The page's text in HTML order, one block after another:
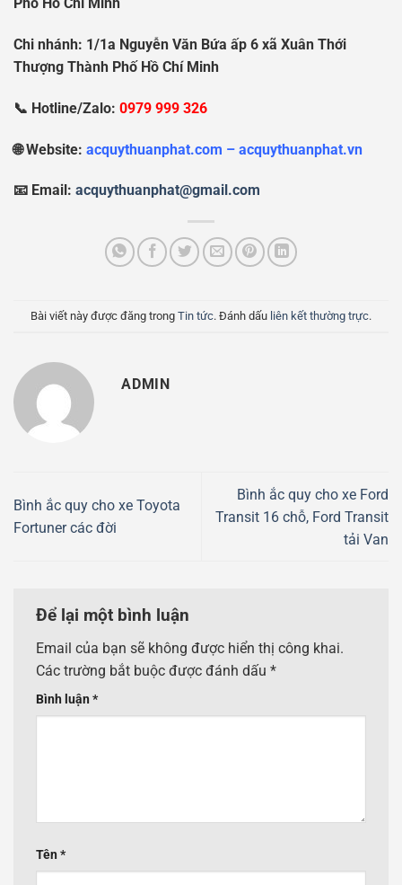
Chi nhánh: 1/1a Nguyễn Văn Bứa ấp 6 xã Xuân Thới
Thượng Thành PhốHồ Chí Minh
📞 Hotline/Zalo: 0979 999 326
🌐 Website: acquythuanphat.com – acquythuanphat.vn
📧 Email: acquythuanphat@gmail.com
Bài viết này được đăng trong Tin tức. Đánh dấu liên kết thường trực.
ADMIN
Bình ắc quy cho xe Toyota
Fortuner các đời
Bình ắc quy cho xe Ford
Transit 16 chỗ, Ford Transit
tải Van
Để lại một bình luận
Email của bạn sẽ không được hiển thị công khai.
Các trường bắt buộc được đánh dấu *
Bình luận *
Tên *